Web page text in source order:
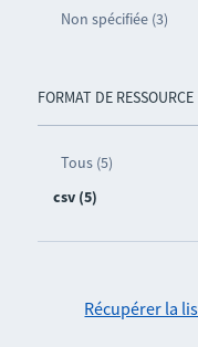
Non spécifiée (3)
FORMAT DE RESSOURCE
Tous (5)
csv (5)
Récupérer la